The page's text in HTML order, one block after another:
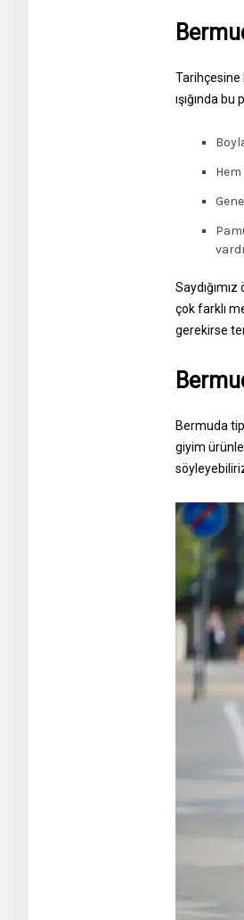
Tarihçesine
ışığında
çok farklı
gerekirse
Bermuda
giyim